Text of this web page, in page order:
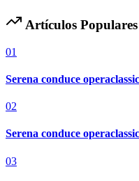
Artículos Populares
01
Serena conduce
02
Serena conduce
03